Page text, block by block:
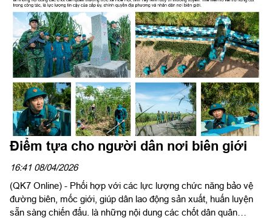
thời động viên bộ đội ngay trên thao trường.
Điểm tựa cho người dân nơi biên giới
16:41 08/04/2026
(QK7 Online) - Phối hợp với các lực lượng chức năng bảo vệ
đường biên, mốc giới, giúp dân lao động sản xuất, huấn luyện
sẵn sàng chiến đấu. là những nội dung các chốt dân quân